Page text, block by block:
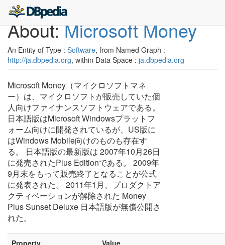
About:Microsoft Money
An Entity of Type : Software, from Named Graph :
http://ja.dbpedia.org, within Data Space : ja.dbpedia.org
Microsoft Money（マイクロソフトマネ
ー）は、マイクロソフトが販売していた個
人向けファイナンスソフトウェアである。
日本語版はMicrosoft Windowsプラットフ
ォーム向けに開発されているが、US版に
はWindows Mobile向けのものも存在す
る。 日本語版の最新版は 2007年10月26日
に発売されたPlus Editionである。 2009年
9月末をもって販売終了となることが公式
に発表された。 2011年1月、プロダクトア
クティベーションが解除された Money
Plus Sunset Deluxe 日本語版が無償公開さ
れた。
Property Value